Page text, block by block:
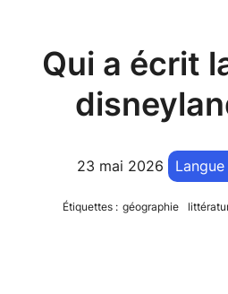
Qui a écrit
23 mai 2026
Étiquettes : géographie